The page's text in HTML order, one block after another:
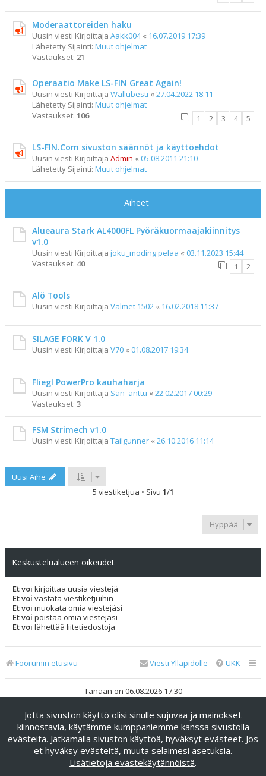
Moderaattoreiden haku
Uusin viesti Kirjoittaja Aakk004« 16.07.2019 17:39
Lähetetty Sijainti: Muut ohjelmat
Vastaukset: 21
Operaatio Make LS-FIN Great Again!
Uusin viesti Kirjoittaja Wallubesti « 27.04.2022 18:11
Lähetetty Sijainti: Muut ohjelmat
Vastaukset: 106 1 2 3 4 5
LS-FIN.Com sivuston säännöt ja käyttöehdot
Uusin viesti Kirjoittaja Admin « 05.08.2011 21:10
Lähetetty Sijainti: Muut ohjelmat
Aiheet
Alueaura Stark AL4000FL Pyöräkuormaajakiinnitys
v1.0
Uusin viesti Kirjoittaja joku_moding pelaa « 03.11.2023 15:44
Vastaukset: 40 1 2
Alö Tools
Uusin viesti Kirjoittaja Valmet 1502 « 16.02.2018 11:37
SILAGE FORK V 1.0
Uusin viesti Kirjoittaja V70 « 01.08.2017 19:34
Fliegl PowerPro kauhaharja
Uusin viesti Kirjoittaja San_anttu « 22.02.2017 00:29
Vastaukset: 3
FSM Strimech v1.0
Uusin viesti Kirjoittaja Tailgunner « 26.10.2016 11:14
Uusi Aihe
5 viestiketjua • Sivu 1/1
Hyppää
Keskustelualueen oikeudet
Et voi kirjoittaa uusia viestejä
Et voi vastata viestiketjuihin
Et voi muokata omia viestejäsi
Et voi poistaa omia viestejäsi
Et voi lähettää liitetiedostoja
Foorumin etusivu UKK
Viesti Ylläpidolle
Tänään on 06.08.2026 17:30
Keskustelufoorumin ohjelmistophpBB® Forum Software ©
phpBB Limited
Käännös: phpBB Suomi (lurttinen, harritapio, Pettis)
phpBB Metro Theme byPixelGoose Studio
Yksityisyys|Ehdot
Jotta sivuston käyttö olisi sinulle sujuvaa ja mainokset
kiinnostavia, käytämme kumppaniemme kanssa sivustolla
evästeitä. Jatkamalla sivuston käyttöä, hyväksyt evästeet. Jos
et hyväksy evästeitä, muuta selaimesi asetuksia.
Lisätietoja evästekäytännöistä.